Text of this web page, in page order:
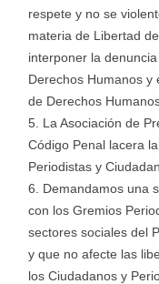
respete y no se
materia de Libertad
interponer la
Derechos Humanos y
de Derechos
La Asociación de
Código Penal lacera
Periodistas y
Demandamos una
con los Gremios
sectores sociales del
y que no afecte las
los Ciudadanos y